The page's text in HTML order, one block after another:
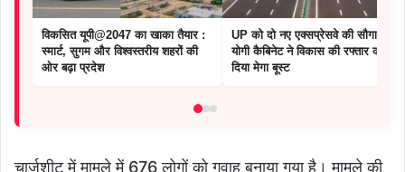
विकसित यूपी@2047 का खाका तैयार :
स्मार्ट, सुगम और विश्वस्तरीय शहरों की
ओर बढ़ा प्रदेश
UP को दो नए एक्सप्रेसवे की सौगात,
योगी कैबिनेट ने विकास की रफ्तार को
दिया मेगा बूस्ट
चार्जशीट में मामले में 676 लोगों को गवाह बनाया गया है। मामले की